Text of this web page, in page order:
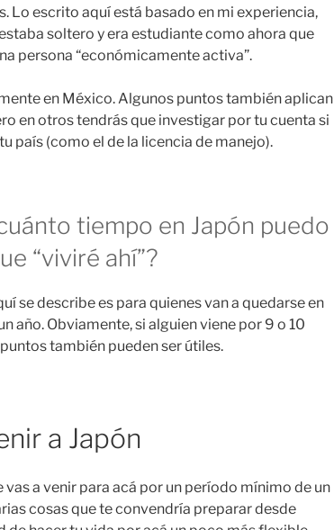
Lo escrito aquí está basado en mi experiencia,
soltero y era estudiante como ahora que
persona “económicamente activa”.
en México. Algunos puntos también aplican
en otros tendrás que investigar por tu cuenta si
país (como el de la licencia de manejo).
tiempo en Japón puedo
“viviré ahí”?
se describe es para quienes van a quedarse en
año. Obviamente, si alguien viene por 9 o 10
también pueden ser útiles.
a Japón
vas a venir para acá por un período mínimo de un
cosas que te convendría preparar desde